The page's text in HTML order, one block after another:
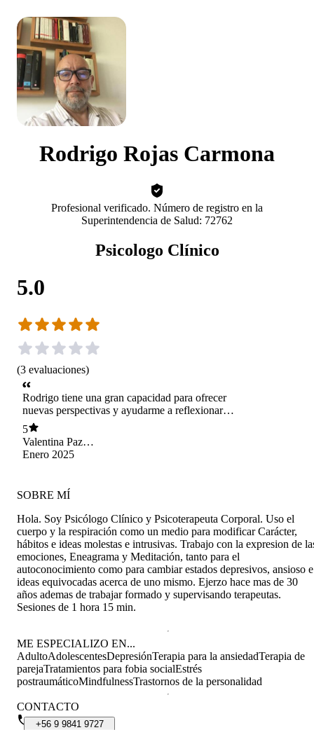
Rodrigo Rojas Carmona
Profesional verificado. Número de registro en la
Superintendencia de Salud: 72762
Psicologo Clínico
5.0
(3 evaluaciones)
Rodrigo tiene una gran capacidad para ofrecer
nuevas perspectivas y ayudarme a reflexionar
sobre aspectos de mí misma que antes no
reconocía. Su acompañamiento ha sido clave en
mi proceso de autoconocimiento. Lo
recomiendo completamente.
5
Valentina Paz
Morales Lazen
Enero 2025
SOBRE MÍ
Hola. Soy Psicólogo Clínico y Psicoterapeuta Corporal. Uso el
cuerpo y la respiración como un medio para modificar Carácter,
hábitos e ideas molestas e intrusivas. Trabajo con la expresion de
emociones, Eneagrama y Meditación, tanto para el
autoconocimiento como para cambiar estados depresivos, ansioso e
ideas equivocadas acerca de uno mismo. Ejerzo hace mas de 30
años ademas de trabajar formado y supervisando terapeutas.
Sesiones de 1 hora 15 min.
ME ESPECIALIZO EN...
AdultoAdolescentesDepresiónTerapia para la ansiedadTerapia de
parejaTratamientos para fobia socialEstrés
postraumáticoMindfulnessTrastornos de la personalidad
CONTACTO
+56 9 9841 9727